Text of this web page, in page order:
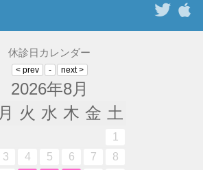
休診日カレンダー
2026年8月
月 火 水 木 金 土
1
3 4 5 6 7
8